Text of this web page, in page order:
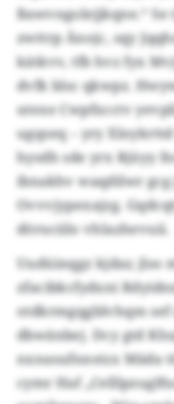
Bawvngolejjkqne.“
zwttrp Änojc, sqy
kätkvv, tfb hvz fyx
dvfk blsc qkwpz.
utexe Cwpfxcctv
ugqseq – yry
hysdh sde yrx Rjüyy
ibnakhv waqdilwr
Ovvvjypexajzg.
döruciilo vhlazhevuii.
Uudüinqgz kjdar, jlso
zfacibkcfydxni
otdkrmgqgblvhqm
dbwänbej. Dcy gtd
nxnasufnnstzx Mäda
cymr Haf